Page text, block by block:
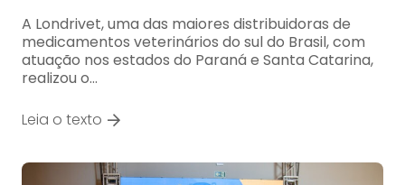
A Londrivet, uma das maiores distribuidoras de
medicamentos veterinários do sul do Brasil, com
atuação nos estados do Paraná e Santa Catarina,
realizou o…
Leia o texto